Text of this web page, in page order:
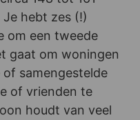
hebt zes (!)
om een tweede
gaat om woningen
samengestelde
of vrienden te
houdt van veel